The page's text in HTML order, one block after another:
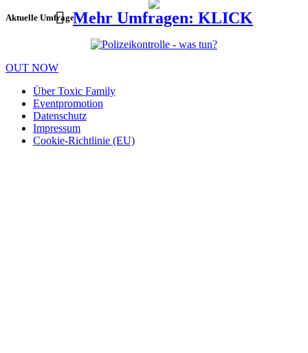
Aktuelle UmfrageMehr Umfragen: KLICK
OUT NOW
Über Toxic Family
Eventpromotion
Datenschutz
Impressum
Cookie-Richtlinie (EU)